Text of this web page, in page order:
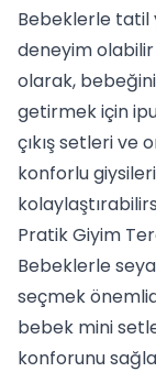
Bebeklerle tatil
deneyim olabilir
olarak,
getirmek için
çıkış setlerive
konforlu
Pratik Giyim
Bebeklerle
seçmek
bebek mini
konforunu